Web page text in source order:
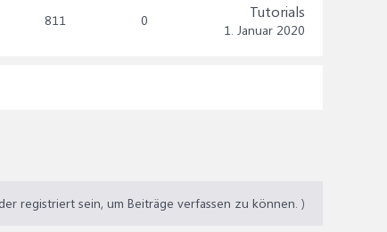
811 0 Tutorials
1. Januar 2020
registriert sein, um Beiträge verfassen zu können. )